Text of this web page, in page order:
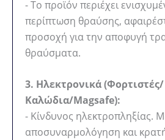
- Το προϊόν περιέχει
περίπτωση θραύσης,
προσοχή για την αποφυγή
θραύσματα.
3. Ηλεκτρονικά (Φορτιστές/
Καλώδια/Magsafe):
- Κίνδυνος ηλεκτροπληξίας.
αποσυναρμολόγηση και